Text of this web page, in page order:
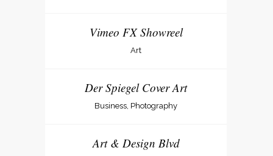
Vimeo FX Showreel
Art
Der Spiegel Cover Art
Business, Photography
Art & Design Blvd